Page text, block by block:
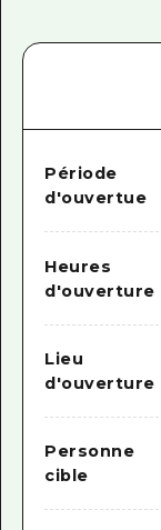
Période
d'ouvertue
Heures
d'ouverture
Lieu
d'ouverture
Personne
cible